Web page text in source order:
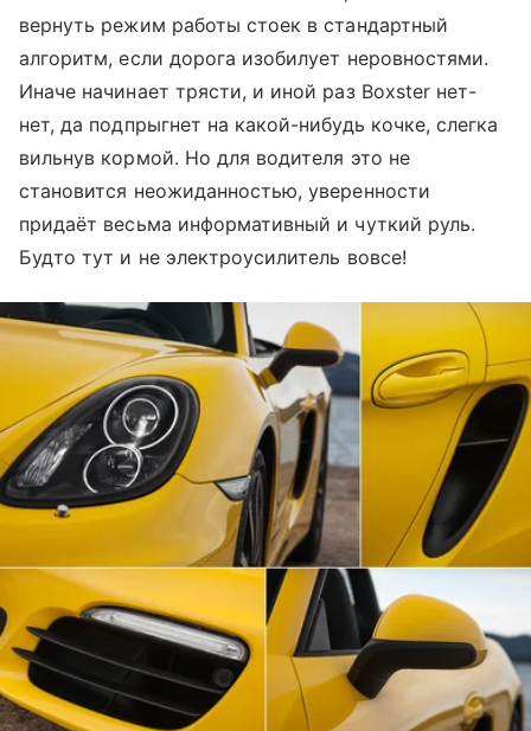
вернуть режим работы стоек в стандартный
алгоритм, если дорога изобилует неровностями.
Иначе начинает трясти, и иной раз Boxster нет-
нет, да подпрыгнет на какой-нибудь кочке, слегка
вильнув кормой. Но для водителя это не
становится неожиданностью, уверенности
придаёт весьма информативный и чуткий руль.
Будто тут и не электроусилитель вовсе!